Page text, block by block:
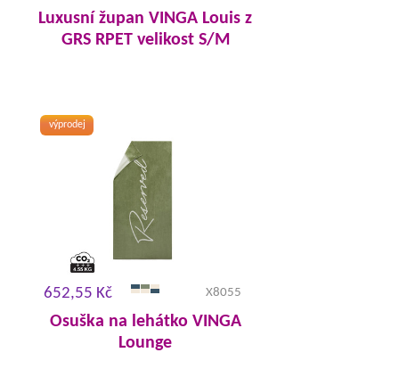
Luxusní župan VINGA Louis z
GRS RPET velikost S/M
výprodej
652,55 Kč X8055
Osuška na lehátko VINGA
Lounge